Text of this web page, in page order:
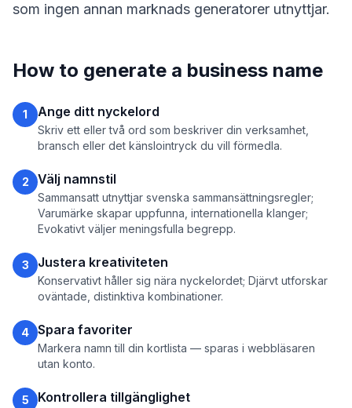
som ingen annan marknads generatorer utnyttjar.
How to generate a business name
1 Ange ditt nyckelord
Skriv ett eller två ord som beskriver din verksamhet,
bransch eller det känslointryck du vill förmedla.
2 Välj namnstil
Sammansatt utnyttjar svenska sammansättningsregler;
Varumärke skapar uppfunna, internationella klanger;
Evokativt väljer meningsfulla begrepp.
3 Justera kreativiteten
Konservativt håller sig nära nyckelordet; Djärvt utforskar
oväntade, distinktiva kombinationer.
4 Spara favoriter
Markera namn till din kortlista — sparas i webbläsaren
utan konto.
5 Kontrollera tillgänglighet